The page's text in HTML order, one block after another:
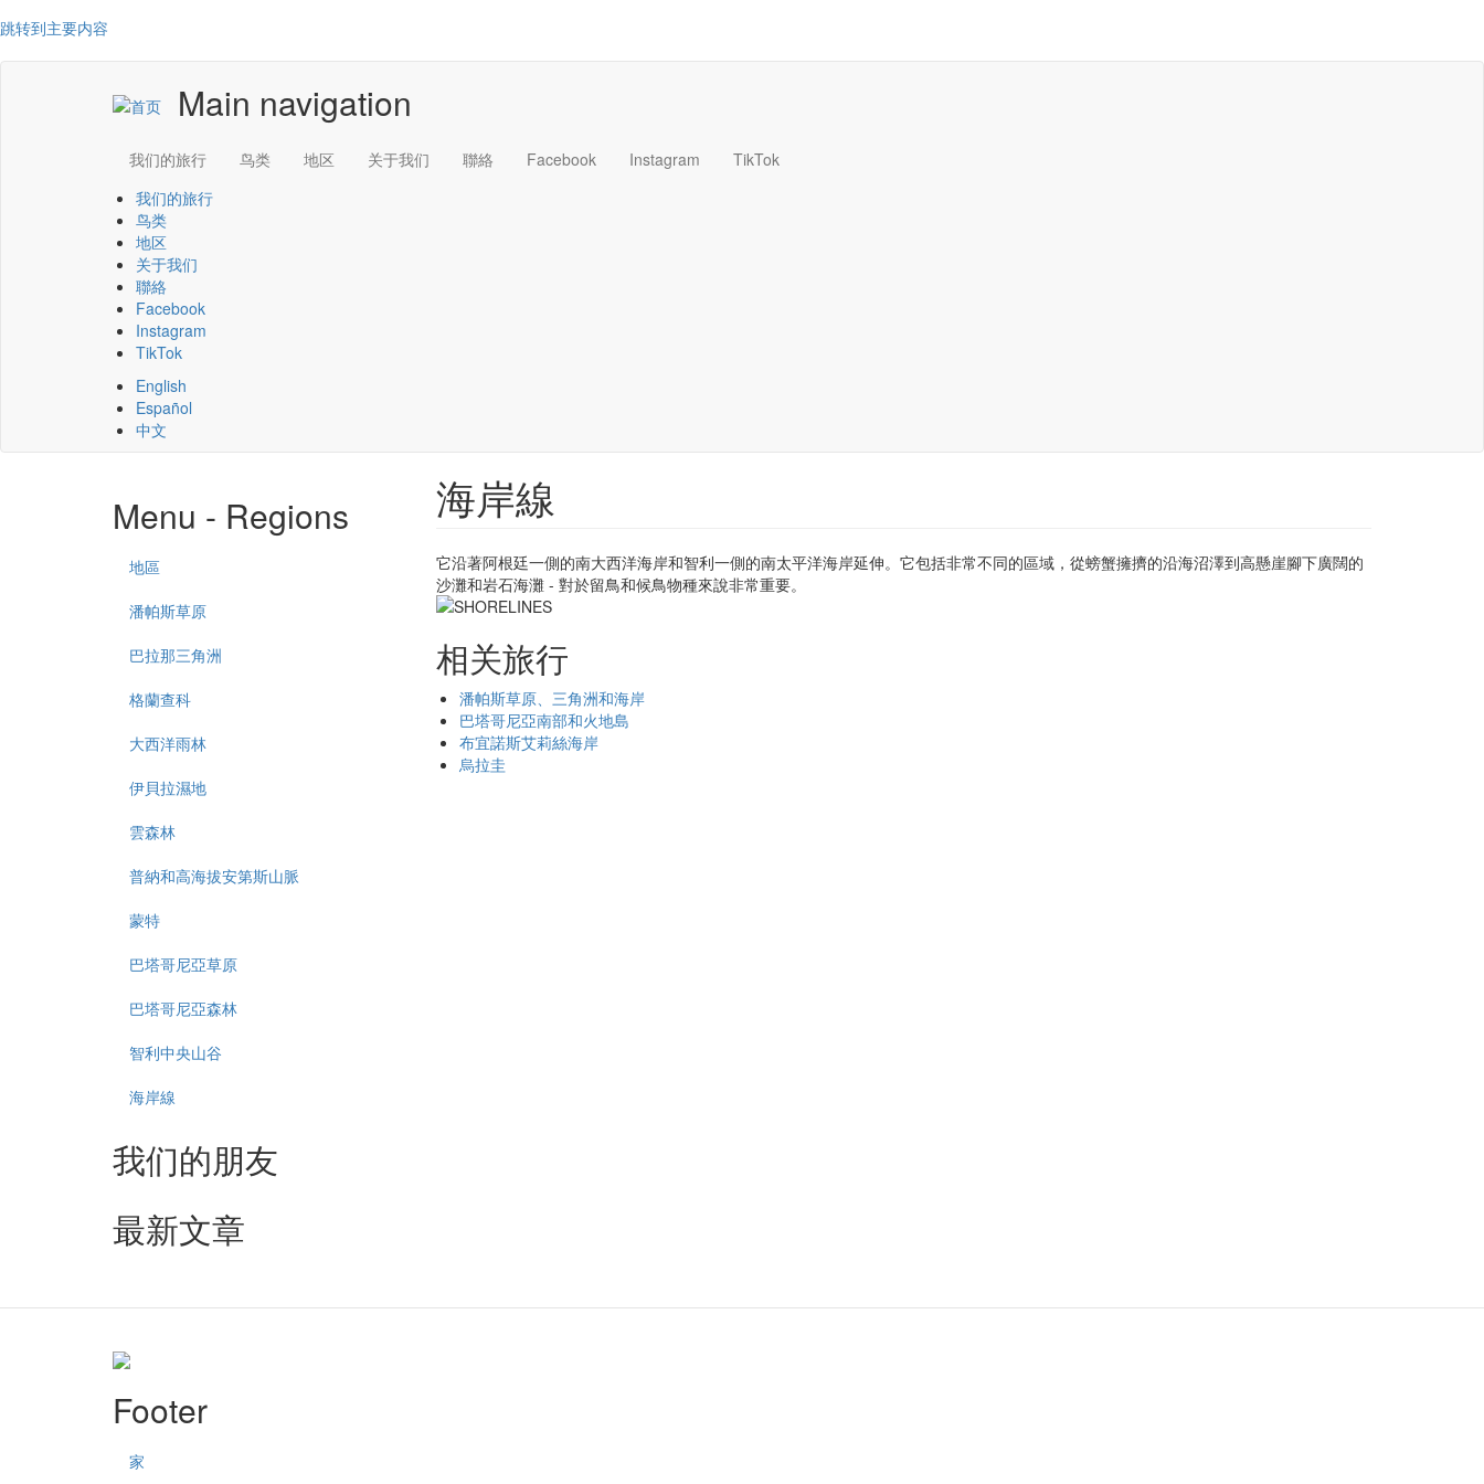
跳转到主要内容
Main navigation
我们的旅行 鸟类 地区 关于我们 聯絡 Facebook Instagram
TikTok
我们的旅行
鸟类
地区
关于我们
聯絡
Facebook
Instagram
TikTok
English
Español
中文
Menu - Regions
地區
潘帕斯草原
巴拉那三角洲
格蘭查科
大西洋雨林
伊貝拉濕地
雲森林
普納和高海拔安第斯山脈
蒙特
巴塔哥尼亞草原
巴塔哥尼亞森林
智利中央山谷
海岸線
海岸線
它沿著阿根廷一側的南大西洋海岸和智利一側的南太平洋海岸延伸。它包括非常不同的區域，從螃蟹擁擠的沿海沼澤到高懸崖腳下廣闊的
沙灘和岩石海灘 - 對於留鳥和候鳥物種來說非常重要。
相关旅行
潘帕斯草原、三角洲和海岸
巴塔哥尼亞南部和火地島
布宜諾斯艾莉絲海岸
烏拉圭
我们的朋友
最新文章
Footer
家